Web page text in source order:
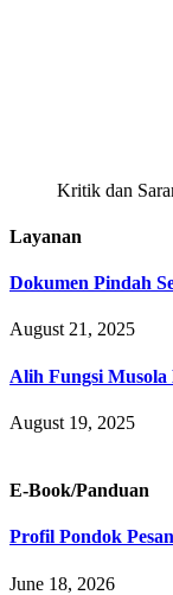
Kritik dan
Layanan
Dokumen Pindah
August 21, 2025
Alih Fungsi
August 19, 2025
E-Book/Panduan
Profil Pondok
June 18, 2026